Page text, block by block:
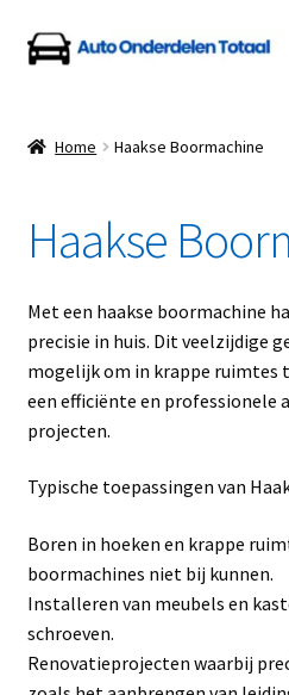
Ga
door
navigatie
Ga
naar
inhoud
Auto Onderdelen Shop
Betalen en Verzenden
Blog
Contact
Klantenservice
Linkpartners
Over Ons
Home Haakse Boormachine
Haakse
Met een haakse boormachine
precisie in huis. Dit veelzijdige
mogelijk om in krappe ruimtes
een efficiënte en professionele
projecten.
Typische toepassingen van
Boren in hoeken en krappe
boormachines niet bij kunnen.
Installeren van meubels en
schroeven.
Renovatieprojecten waarbij